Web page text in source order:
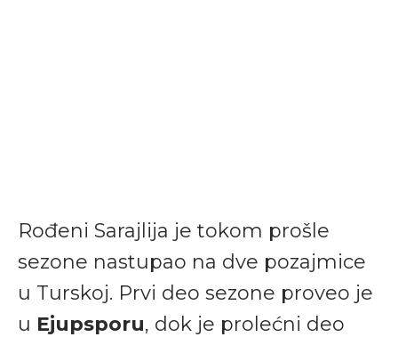
Rođeni Sarajlija je tokom prošle
sezone nastupao na dve pozajmice
u Turskoj. Prvi deo sezone proveo je
u Ejupsporu, dok je prolećni deo